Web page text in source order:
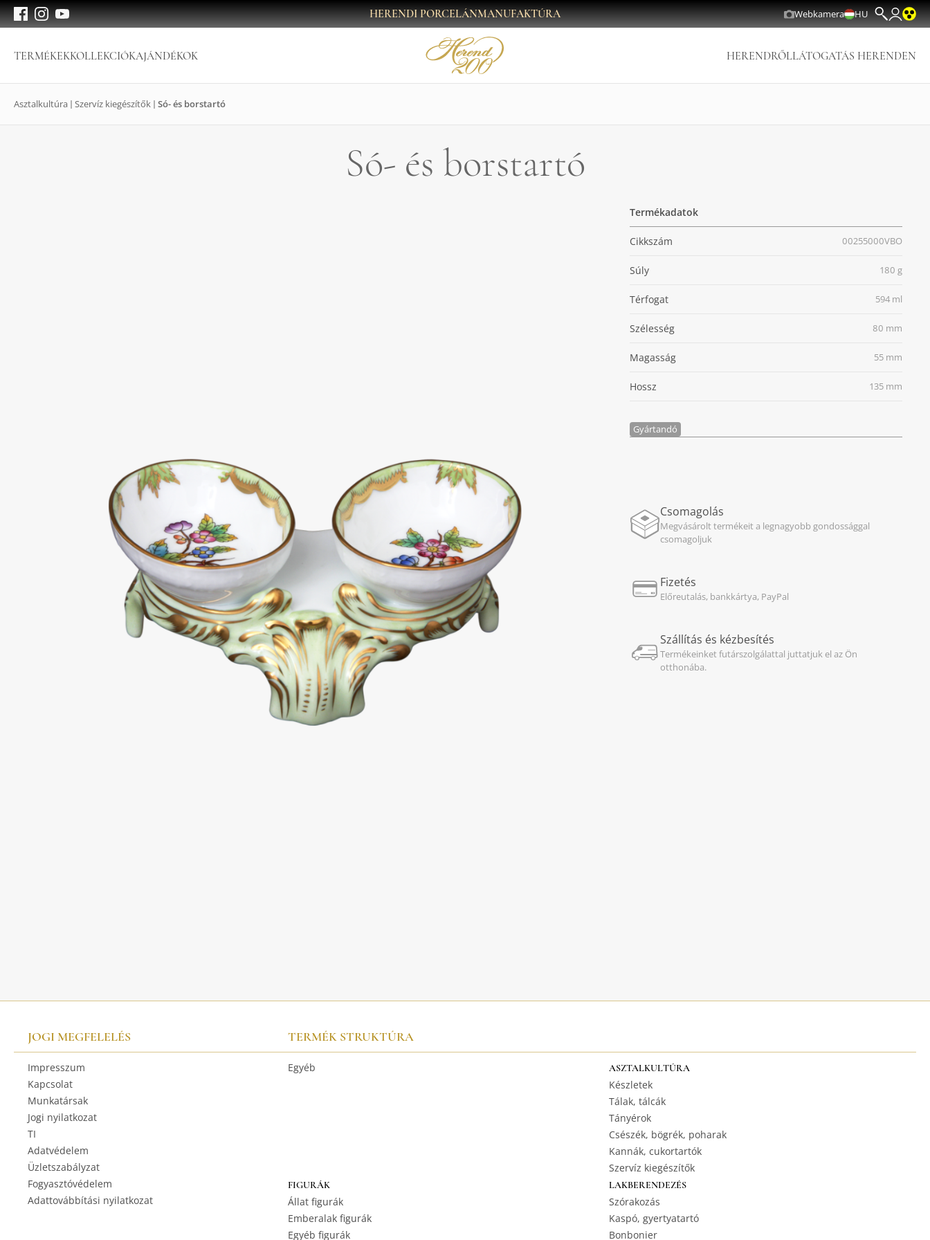
HERENDI PORCELÁNMANUFAKTÚRA Webkamera HU
TERMÉKEKKOLLEKCIÓKAJÁNDÉKOK HERENDRŐLLÁTOGATÁS HERENDEN
Asztalkultúra Szervíz kiegészítők Só- és borstartó
Só- és borstartó
Termékadatok
Cikkszám 00255000VBO
Súly 180 g
Térfogat 594 ml
Szélesség 80 mm
Magasság 55 mm
Hossz 135 mm
Gyártandó
Csomagolás
Megvásárolt termékeit a legnagyobb gondossággal
csomagoljuk
Fizetés
Előreutalás, bankkártya, PayPal
Szállítás és kézbesítés
Termékeinket futárszolgálattal juttatjuk el az Ön
otthonába.
JOGI MEGFELELÉS
Impresszum
Kapcsolat
Munkatársak
Jogi nyilatkozat
TI
Adatvédelem
Üzletszabályzat
Fogyasztóvédelem
Adattovábbítási nyilatkozat
TERMÉK STRUKTÚRA
Egyéb ASZTALKULTÚRA
Készletek
Tálak, tálcák
Tányérok
Csészék, bögrék, poharak
Kannák, cukortartók
Szervíz kiegészítők
FIGURÁK
Állat figurák
Emberalak figurák
Egyéb figurák
LAKBERENDEZÉS
Szórakozás
Kaspó, gyertyatartó
Bonbonier